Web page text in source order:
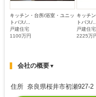
キッチン・台所/浴室・ユニッ
トバス/...
戸建住宅
1100万円
キッチ
トバス/...
戸建住宅
2225万
会社の概要▼
住所 奈良県桜井市初瀬927-2